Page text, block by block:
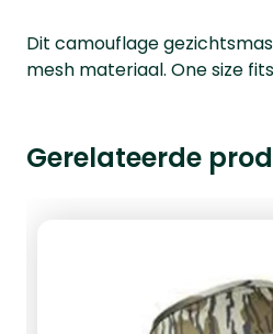
Dit camouflage
mesh materiaal. One size
Gerelateerde